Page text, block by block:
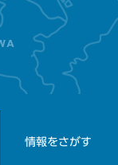
情報をさがす